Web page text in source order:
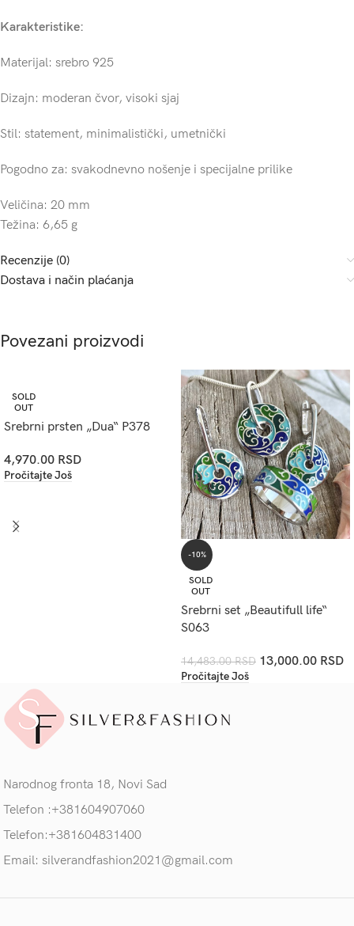
Karakteristike:
Materijal: srebro 925
Dizajn: moderan čvor, visoki sjaj
Stil: statement, minimalistički, umetnički
Pogodno za: svakodnevno nošenje i specijalne prilike
Veličina: 20 mm
Težina: 6,65 g
Recenzije (0)
Dostava i način plaćanja
Povezani proizvodi
SOLD
OUT
Srebrni prsten „Dua“ P378
4,970.00 RSD
Pročitajte Još
-10%
SOLD
OUT
Srebrni set „Beautifull life“
S063
14,483.00RSD 13,000.00 RSD
Pročitajte Još
Narodnog fronta 18, Novi Sad
Telefon :+381604907060
Telefon:+381604831400
Email: silverandfashion2021@gmail.com